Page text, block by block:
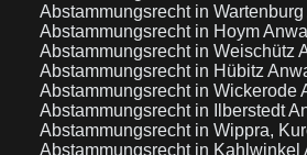
Abstammungsrecht in Wartenburg
Abstammungsrecht in Hoym
Abstammungsrecht in Weischütz
Abstammungsrecht in Hübitz
Abstammungsrecht in Wickerode
Abstammungsrecht in Ilberstedt
Abstammungsrecht in Wippra,
Abstammungsrecht in Kahlwinkel